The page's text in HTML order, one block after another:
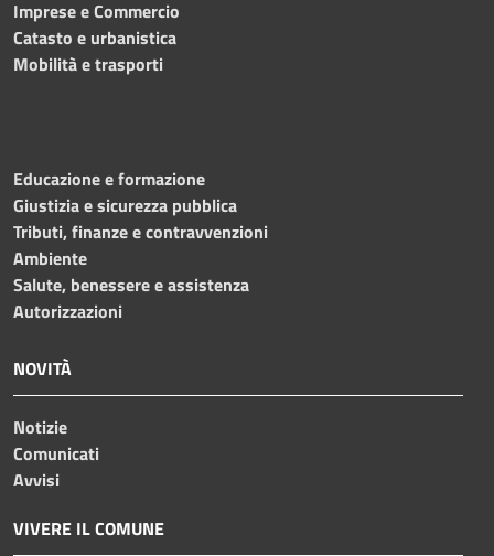
Imprese e Commercio
Catasto e urbanistica
Mobilità e trasporti
Educazione e formazione
Giustizia e sicurezza pubblica
Tributi, finanze e contravvenzioni
Ambiente
Salute, benessere e assistenza
Autorizzazioni
NOVITÀ
Notizie
Comunicati
Avvisi
VIVERE IL COMUNE